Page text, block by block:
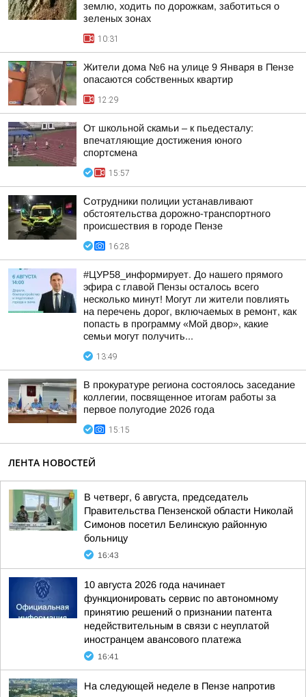
землю, ходить по дорожкам, заботиться о
зеленых зонах
10:31
Жители дома №6 на улице 9 Января в Пензе
опасаются собственных квартир
12:29
От школьной скамьи – к пьедесталу:
впечатляющие достижения юного
спортсмена
15:57
Сотрудники полиции устанавливают
обстоятельства дорожно-транспортного
происшествия в городе Пензе
16:28
#ЦУР58_информирует. До нашего прямого
эфира с главой Пензы осталось всего
несколько минут! Могут ли жители повлиять
на перечень дорог, включаемых в ремонт, как
попасть в программу «Мой двор», какие
семьи могут получить...
13:49
В прокуратуре региона состоялось заседание
коллегии, посвященное итогам работы за
первое полугодие 2026 года
15:15
ЛЕНТА НОВОСТЕЙ
В четверг, 6 августа, председатель
Правительства Пензенской области Николай
Симонов посетил Белинскую районную
больницу
16:43
10 августа 2026 года начинает
функционировать сервис по автономному
принятию решений о признании патента
недействительным в связи с неуплатой
иностранцем авансового платежа
16:41
На следующей неделе в Пензе напротив